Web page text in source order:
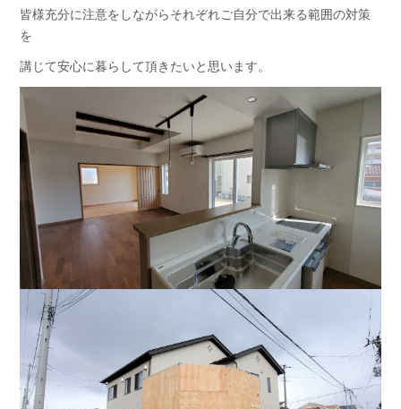
皆様充分に注意をしながらそれぞれご自分で出来る範囲の対策
を
講じて安心に暮らして頂きたいと思います。